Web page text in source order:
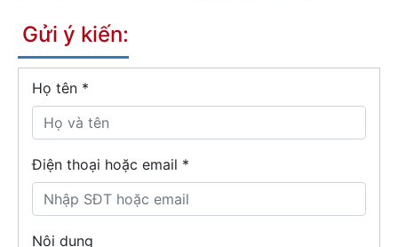
Gửi ý kiến:
Họ tên *
Điện thoại hoặc email *
Nội dung